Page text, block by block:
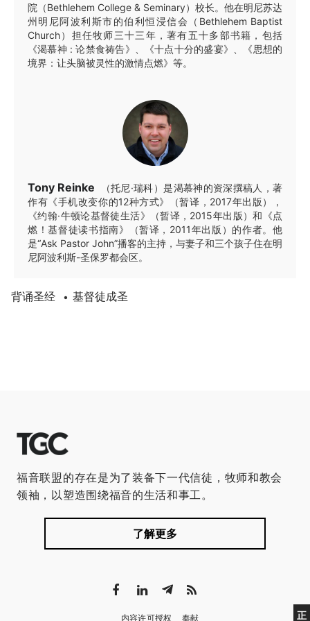
院（Bethlehem College & Seminary）校长。他在明尼苏达
州明尼阿波利斯市的伯利恒浸信会（Bethlehem Baptist
Church）担任牧师三十三年，著有五十多部书籍，包括
《渴慕神 : 论禁食祷告》、《十点十分的盛宴》、《思想的
境界：让头脑被灵性的激情点燃》等。
Tony Reinke
（托尼·瑞科）是渴慕神的资深撰稿人，著
作有《手机改变你的12种方式》（暂译，2017年出版），
《约翰·牛顿论基督徒生活》（暂译，2015年出版）和《点
燃！基督徒读书指南》（暂译，2011年出版）的作者。他
是“Ask Pastor John”播客的主持，与妻子和三个孩子住在明
尼阿波利斯-圣保罗都会区。
背诵圣经 • 基督徒成圣
正
福音联盟的存在是为了装备下一代信徒，牧师和教会
领袖，以塑造围绕福音的生活和事工。
了解更多
内容许可授权 奉献